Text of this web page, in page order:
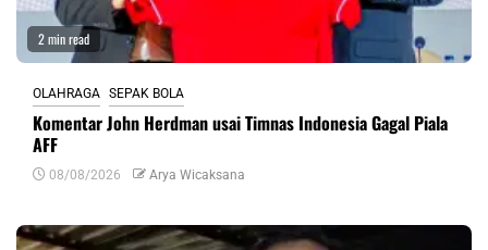
2 min read
OLAHRAGA SEPAK BOLA
Komentar John Herdman usai Timnas Indonesia Gagal Piala
AFF
08/08/2026 Arya Wicaksana